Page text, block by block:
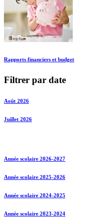
Rapports financiers et budget
Filtrer par date
Août 2026
Juillet 2026
Année scolaire 2026-2027
Année scolaire 2025-2026
Année scolaire 2024-2025
Année scolaire 2023-2024